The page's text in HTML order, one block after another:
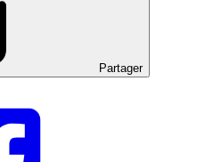
Partager